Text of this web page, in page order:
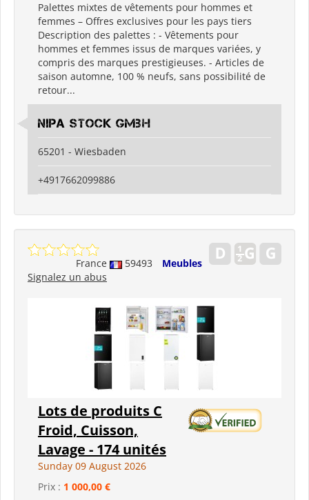
Palettes mixtes de vêtements pour hommes et
femmes – Offres exclusives pour les pays tiers
Description des palettes : - Vêtements pour
hommes et femmes issus de marques variées, y
compris des marques prestigieuses. - Articles de
saison automne, 100 % neufs, sans possibilité de
retour...
Nipa Stock GmbH
65201 - Wiesbaden
+4917662099886
France 59493
Meubles
Signalez un abus
Lots de produits C
Froid, Cuisson,
Lavage - 174 unités
Sunday 09 August 2026
Prix : 1 000,00 €